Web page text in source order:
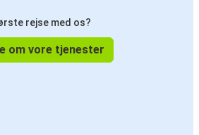
rejse med os?
om vore tjenester